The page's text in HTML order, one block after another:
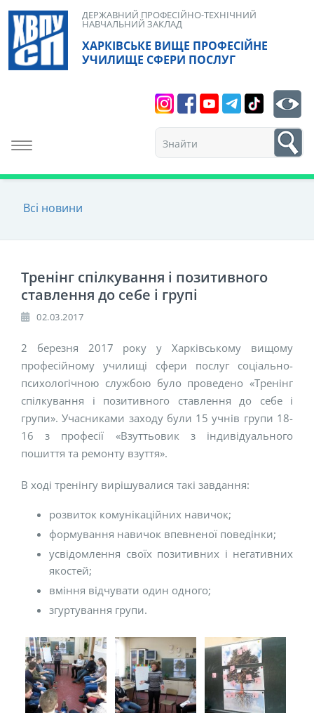
Skip
content
ХАРКІВСЬКЕ ВИЩЕ ПРОФЕСІЙНЕ
УЧИЛИЩЕ СФЕРИ ПОСЛУГ
ДЕРЖАВНИЙ ПРОФЕСІЙНО-ТЕХНІЧНИЙ
НАВЧАЛЬНИЙ ЗАКЛАД
Toggle navigation
1
Всі новини
Тренінг спілкування і позитивного
ставлення до себе і групі
02.03.2017
2 березня 2017 року у Харківському вищому
професійному училищі сфери послуг соціально-
психологічною службою було проведено «Тренінг
спілкування і позитивного ставлення до себе і
групи». Учасниками заходу були 15 учнів групи 18-
16 з професії «Взуттьовик з індивідуального
пошиття та ремонту взуття».
В ході тренінгу вирішувалися такі завдання:
розвиток комунікаційних навичок;
формування навичок впевненої поведінки;
усвідомлення своїх позитивних і негативних
якостей;
вміння відчувати один одного;
згуртування групи.